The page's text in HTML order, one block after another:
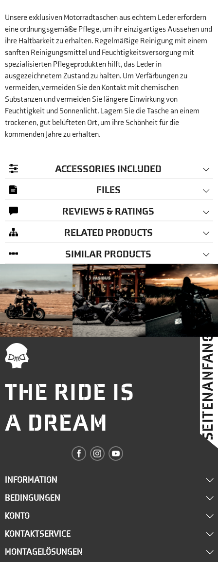
Unsere exklusiven Motorradtaschen aus echtem Leder erfordern
eine ordnungsgemäße Pflege, um ihr einzigartiges Aussehen und
ihre Haltbarkeit zu erhalten. Regelmäßige Reinigung mit einem
sanften Reinigungsmittel und Feuchtigkeitsversorgung mit
spezialisierten Pflegeprodukten hilft, das Leder in
ausgezeichnetem Zustand zu halten. Um Verfärbungen zu
vermeiden, vermeiden Sie den Kontakt mit chemischen
Substanzen und vermeiden Sie längere Einwirkung von
Feuchtigkeit und Sonnenlicht. Lagern Sie die Tasche an einem
trockenen, gut belüfteten Ort, um ihre Schönheit für die
kommenden Jahre zu erhalten.
ACCESSORIES INCLUDED
FILES
REVIEWS & RATINGS
RELATED PRODUCTS
SIMILAR PRODUCTS
THE RIDE IS
A DREAM
INFORMATION
Über uns
Händler werden
BEDINGUNGEN
Lieferung
Terms & Bedingungen
KONTO
Mein Konto
Login
KONTAKTSERVICE
shop@deemeed.com
MONTAGELÖSUNGEN
SEITENANFANG